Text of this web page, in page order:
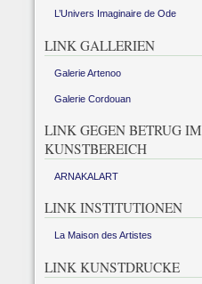
L’Univers Imaginaire de Ode
LINK GALLERIEN
Galerie Artenoo
Galerie Cordouan
LINK GEGEN BETRUG IM
KUNSTBEREICH
ARNAKALART
LINK INSTITUTIONEN
La Maison des Artistes
LINK KUNSTDRUCKE